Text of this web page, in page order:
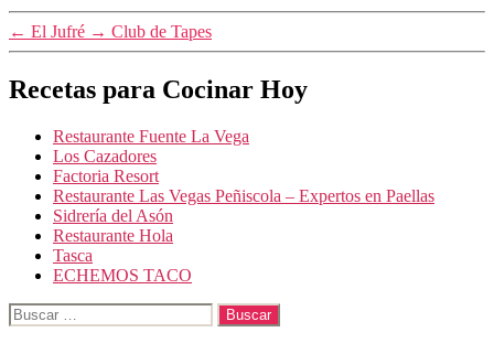
← El Jufré → Club de Tapes
Recetas para Cocinar Hoy
Restaurante Fuente La Vega
Los Cazadores
Factoria Resort
Restaurante Las Vegas Peñiscola – Expertos en Paellas
Sidrería del Asón
Restaurante Hola
Tasca
ECHEMOS TACO
Buscar: